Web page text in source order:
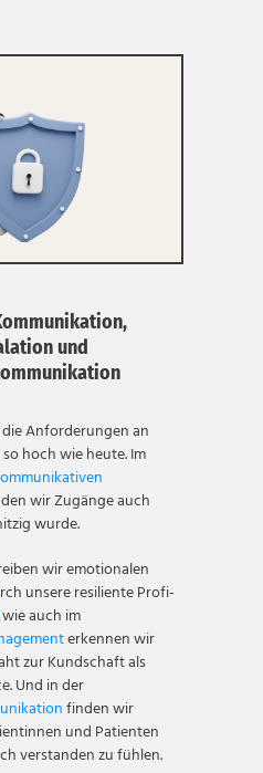
und
Anforderungen an
hoch wie heute. Im
wir Zugänge auch
wurde.
wir emotionalen
unsere resiliente Profi-
wie auch im
erkennen wir
zur Kundschaft als
Und in der
finden wir
und Patienten
verstanden zu fühlen.